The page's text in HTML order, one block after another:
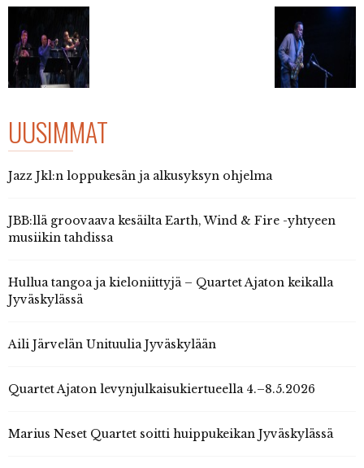
UUSIMMAT
Jazz Jkl:n loppukesän ja alkusyksyn ohjelma
JBB:llä groovaava kesäilta Earth, Wind & Fire -yhtyeen
musiikin tahdissa
Hullua tangoa ja kieloniittyjä – Quartet Ajaton keikalla
Jyväskylässä
Aili Järvelän Unituulia Jyväskylään
Quartet Ajaton levynjulkaisukiertueella 4.–8.5.2026
Marius Neset Quartet soitti huippukeikan Jyväskylässä